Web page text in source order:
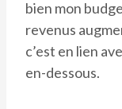
bien mon
revenus
c’est en lien
en-dessous.